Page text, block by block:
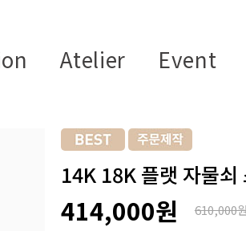
Atelier Event
14K 18K 플랫 자물쇠
414,000원 610,000